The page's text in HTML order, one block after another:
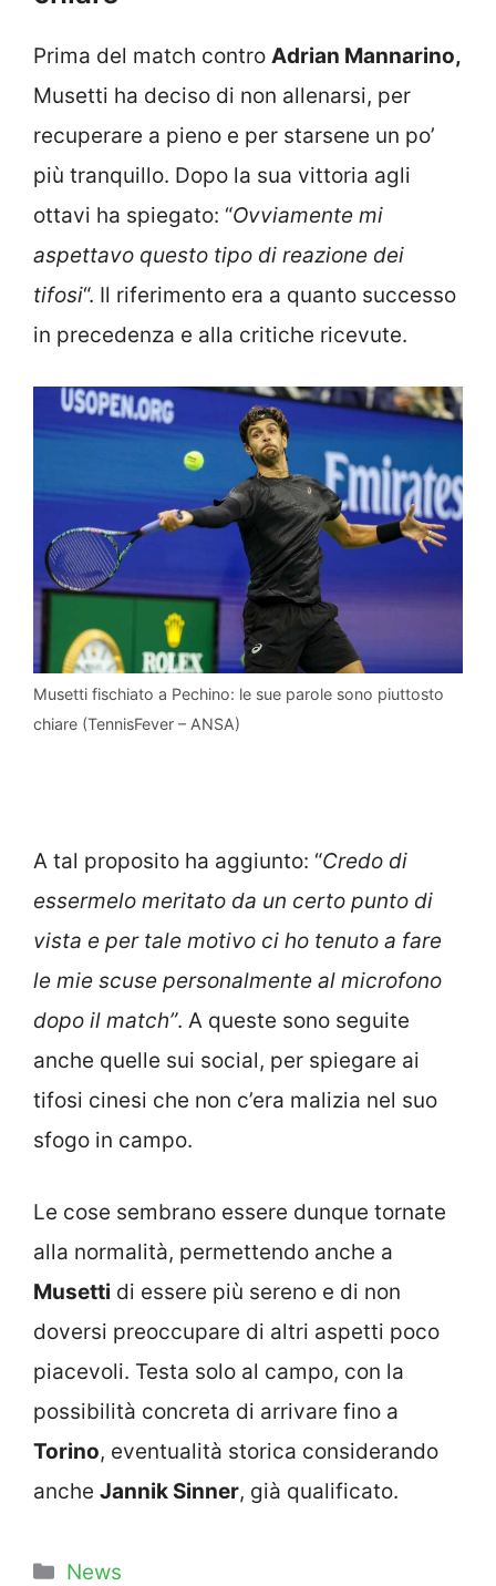
Prima del match contro Adrian Mannarino,
Musetti ha deciso di non allenarsi, per
recuperare a pieno e per starsene un po’
più tranquillo. Dopo la sua vittoria agli
ottavi ha spiegato: “Ovviamente mi
aspettavo questo tipo di reazione dei
tifosi“. Il riferimento era a quanto successo
in precedenza e alla critiche ricevute.
Musetti fischiato a Pechino: le sue parole sono piuttosto
chiare (TennisFever – ANSA)
A tal proposito ha aggiunto: “Credo di
essermelo meritato da un certo punto di
vista e per tale motivo ci ho tenuto a fare
le mie scuse personalmente al microfono
dopo il match”. A queste sono seguite
anche quelle sui social, per spiegare ai
tifosi cinesi che non c’era malizia nel suo
sfogo in campo.
Le cose sembrano essere dunque tornate
alla normalità, permettendo anche a
Musetti di essere più sereno e di non
doversi preoccupare di altri aspetti poco
piacevoli. Testa solo al campo, con la
possibilità concreta di arrivare fino a
Torino, eventualità storica considerando
anche Jannik Sinner, già qualificato.
Categorie
News